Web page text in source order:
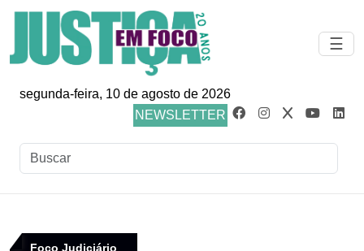
☰
segunda-feira, 10 de agosto de 2026
NEWSLETTER
Foco Judiciário